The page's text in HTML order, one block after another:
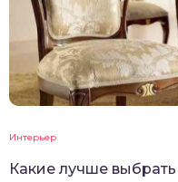
Интерьер
Какие лучше выбрать